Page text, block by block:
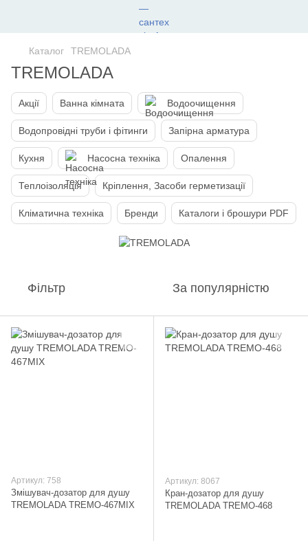
Каталог TREMOLADA
TREMOLADA
Акції Ванна кімната Водоочищення
Водопровідні труби і фітинги Запірна арматура
Кухня Насосна техніка Опалення
Теплоізоляція Кріплення, Засоби герметизації
Кліматична техніка Бренди Каталоги і брошури PDF
Фільтр За популярністю
Артикул: 758
Змішувач-дозатор для душу
TREMOLADA ТREMO-467MIX
Артикул: 8067
Кран-дозатор для душу
TREMOLADA ТREMO-468